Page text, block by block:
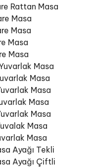
Rattan Masa
Masa
Masa
Masa
Masa
Masa
Masa
Masa
Masa
Masa
Masa
Masa
Ayağı Tekli
Ayağı Çiftli